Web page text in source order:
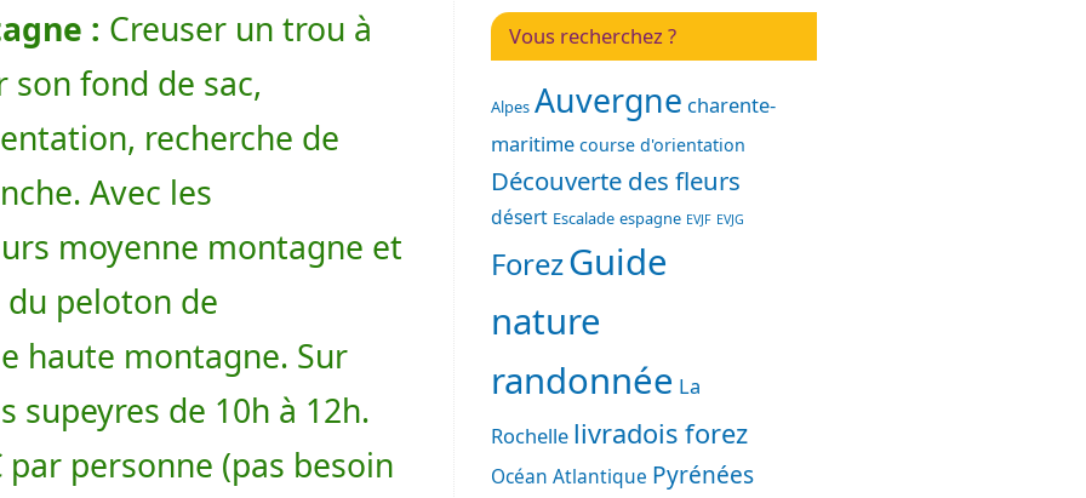
: Creuser un trou à
son fond de sac,
recherche de
Avec les
moyenne montagne et
peloton de
haute montagne. Sur
supeyres de 10h à 12h.
personne (pas besoin
Vous recherchez ?
Alpes Auvergne charente-
maritime course d'orientation
Découverte des fleurs
désert Escalade espagne EVJF EVJG
ForezGuide
nature
randonnée La
Rochelle livradois forez
Océan Atlantique Pyrénées